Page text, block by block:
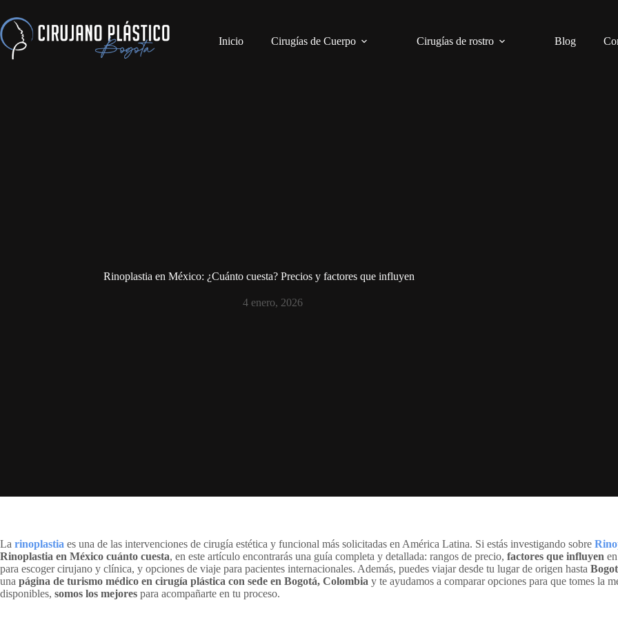
Inicio Cirugías de Cuerpo Cirugías de rostro Blog
Rinoplastia en México: ¿Cuánto cuesta? Precios y factores que influyen
4 enero, 2026
La rinoplastia es una de las intervenciones de cirugía estética y funcional más solicitadas en América Latina. Si estás investigando sobre
Rinoplastia en México cuánto cuesta, en este artículo encontrarás una guía completa y detallada: rangos de precio, factores que influyen
para escoger cirujano y clínica, y opciones de viaje para pacientes internacionales. Además, puedes viajar desde tu lugar de origen hasta
una página de turismo médico en cirugía plástica con sede en Bogotá, Colombia y te ayudamos a comparar opciones para que tomes la
disponibles, somos los mejores para acompañarte en tu proceso.